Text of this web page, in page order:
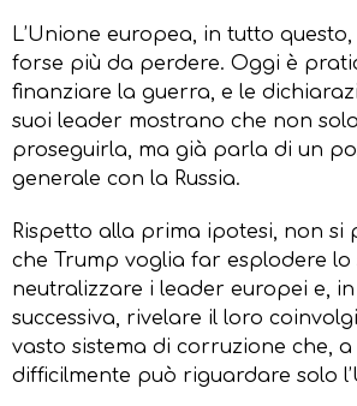
L’Unione europea, in tutto
forse più da perdere. Oggi è
finanziare la guerra, e le
suoi leader mostrano che non
proseguirla, ma già parla di un
generale con la Russia.
Rispetto alla prima ipotesi, non si
che Trump voglia far esplodere
neutralizzare i leader europei e,
successiva, rivelare il loro
vasto sistema di corruzione che, a
difficilmente può riguardare solo